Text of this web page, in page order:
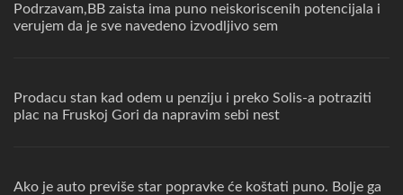
Podrzavam,BB zaista ima puno neiskoriscenih potencijala i
verujem da je sve navedeno izvodljivo sem
Prodacu stan kad odem u penziju i preko Solis-a potraziti
plac na Fruskoj Gori da napravim sebi nest
Ako je auto previše star popravke će koštati puno. Bolje ga